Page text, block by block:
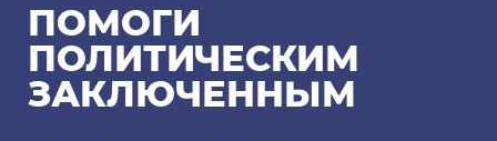
ПОМОГИ
ПОЛИТИЧЕСКИМ
ЗАКЛЮЧЕННЫМ